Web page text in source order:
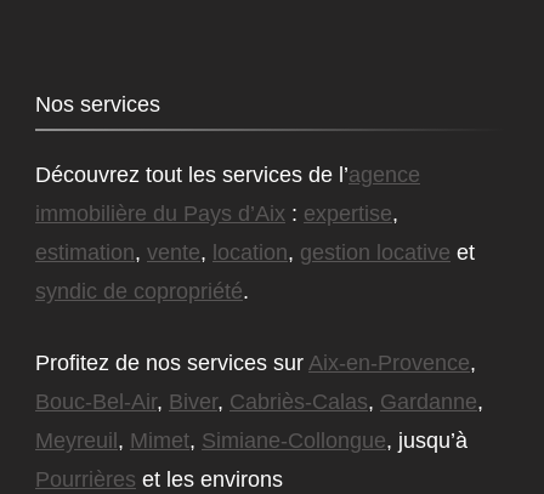
Nos services
Découvrez tout les services de l’agence
immobilière du Pays d’Aix : expertise,
estimation, vente, location, gestion locative et
syndic de copropriété.
Profitez de nos services sur Aix-en-Provence,
Bouc-Bel-Air, Biver, Cabriès-Calas, Gardanne,
Meyreuil, Mimet, Simiane-Collongue, jusqu’à
Pourrières et les environs